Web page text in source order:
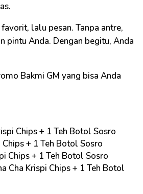
lalu pesan. Tanpa antre,
pintu Anda. Dengan begitu, Anda
Bakmi GM yang bisa Anda
Chips + 1 Teh Botol Sosro
+ 1 Teh Botol Sosro
Chips + 1 Teh Botol Sosro
Cha Krispi Chips + 1 Teh Botol